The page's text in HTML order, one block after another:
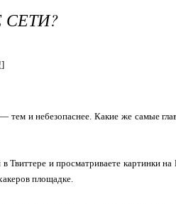
]
тем и небезопаснее. Какие же самые
Твиттере и просматриваете картинки
площадке.